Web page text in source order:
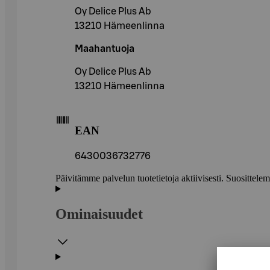
Oy Delice Plus Ab
13210 Hämeenlinna
Maahantuoja
Oy Delice Plus Ab
13210 Hämeenlinna
EAN
6430036732776
Päivitämme palvelun tuotetietoja aktiivisesti.
Ominaisuudet